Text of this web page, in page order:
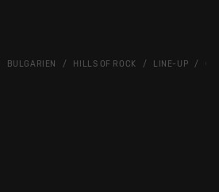
BULGARIEN HILLS OF ROCK LINE-UP